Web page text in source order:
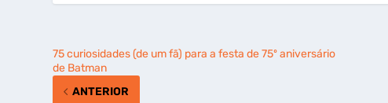
75 curiosidades (de um fã) para a festa de 75º aniversário
de Batman
ANTERIOR